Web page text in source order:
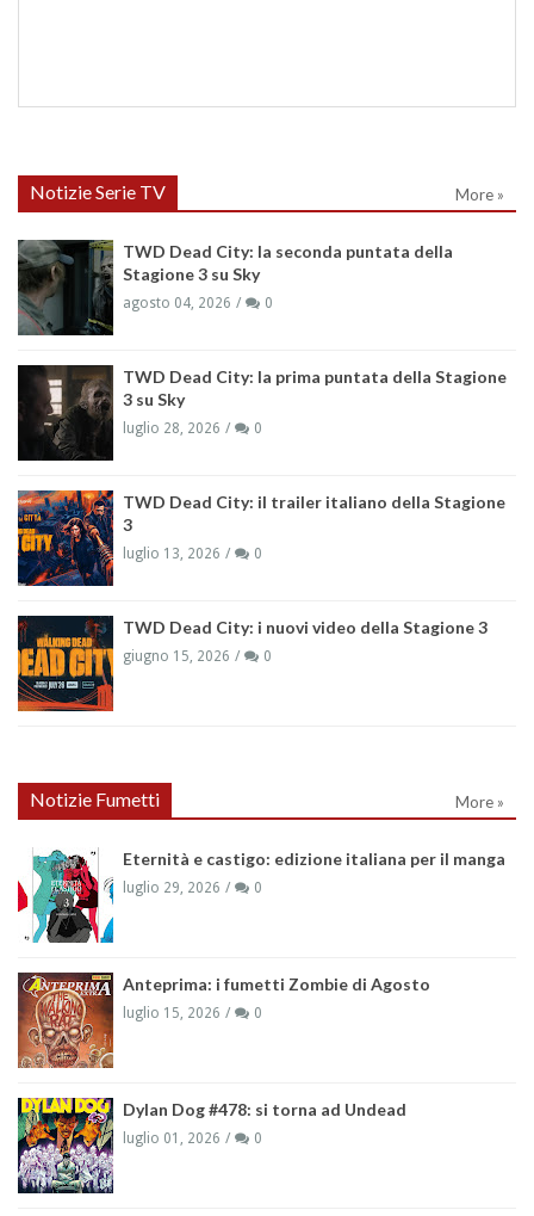
Notizie Serie TV More »
TWD Dead City: la seconda puntata della
Stagione 3 su Sky
agosto 04, 2026 0
TWD Dead City: la prima puntata della Stagione
3 su Sky
luglio 28, 2026 0
TWD Dead City: il trailer italiano della Stagione
3
luglio 13, 2026 0
TWD Dead City: i nuovi video della Stagione 3
giugno 15, 2026 0
Notizie Fumetti More »
Eternità e castigo: edizione italiana per il manga
luglio 29, 2026 0
Anteprima: i fumetti Zombie di Agosto
luglio 15, 2026 0
Dylan Dog #478: si torna ad Undead
luglio 01, 2026 0